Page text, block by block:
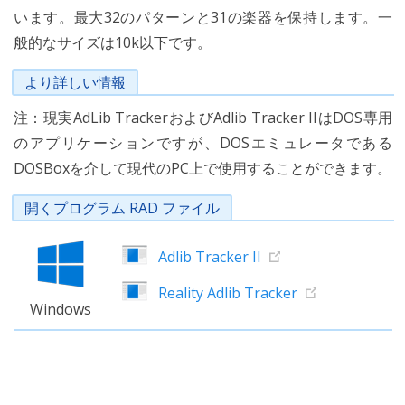
います。最大32のパターンと31の楽器を保持します。一
般的なサイズは10k以下です。
より詳しい情報
注：現実AdLib TrackerおよびAdlib Tracker IIはDOS専用
のアプリケーションですが、DOSエミュレータである
DOSBoxを介して現代のPC上で使用することができます。
開くプログラム RAD ファイル
Windows
Adlib Tracker II
Reality Adlib Tracker